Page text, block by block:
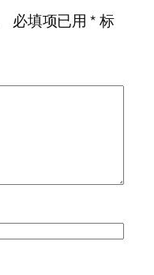
必填项已用*标